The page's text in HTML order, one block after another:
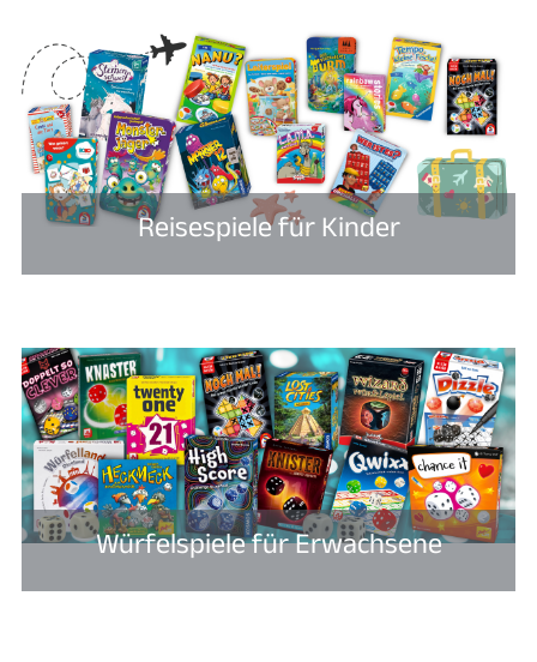
Reisespiele für Kinder
Würfelspiele für Erwachsene